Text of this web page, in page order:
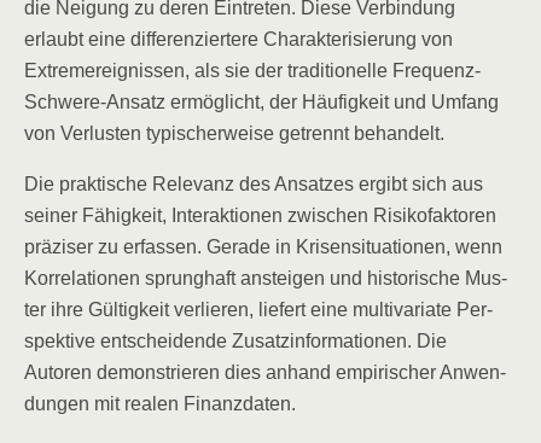
die Nei­gung zu deren Ein­tre­ten. Die­se Ver­bin­dung
erlaubt eine dif­fe­ren­zier­te­re Cha­rak­te­ri­sie­rung von
Extrem­ereig­nis­sen, als sie der tra­di­tio­nel­le Fre­quenz-
Schwe­re-Ansatz ermög­licht, der Häu­fig­keit und Umfang
von Ver­lus­ten typi­scher­wei­se getrennt behandelt.
Die prak­ti­sche Rele­vanz des Ansat­zes ergibt sich aus
sei­ner Fähig­keit, Inter­ak­tio­nen zwi­schen Risi­ko­fak­to­ren
prä­zi­ser zu erfas­sen. Gera­de in Kri­sen­si­tua­tio­nen, wenn
Kor­re­la­tio­nen sprung­haft anstei­gen und his­to­ri­sche Mus­
ter ihre Gül­tig­keit ver­lie­ren, lie­fert eine mul­ti­va­ria­te Per­
spek­ti­ve ent­schei­den­de Zusatz­in­for­ma­tio­nen. Die
Autoren demons­trie­ren dies anhand empi­ri­scher Anwen­
dun­gen mit rea­len Finanzdaten.